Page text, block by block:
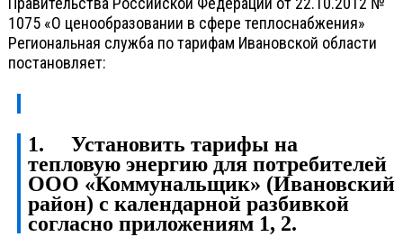
1075 «О ценообразовании в сфере теплоснабжения»
Региональная служба по тарифам Ивановской области
постановляет:
1.
Установить тарифы на
тепловую энергию для потребителей
ООО «Коммунальщик» (Ивановский
район) с календарной разбивкой
согласно приложениям 1, 2.